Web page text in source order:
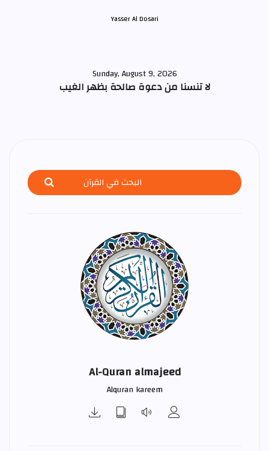
Yasser Al Dosari
Sunday, August 9, 2026
لا تنسنا من دعوة صالحة بظهر الغيب
Al-Quran almajeed
Alquran kareem